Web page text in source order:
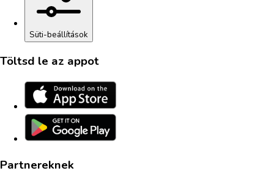
Süti-beállítások
Töltsd le az appot
Partnereknek